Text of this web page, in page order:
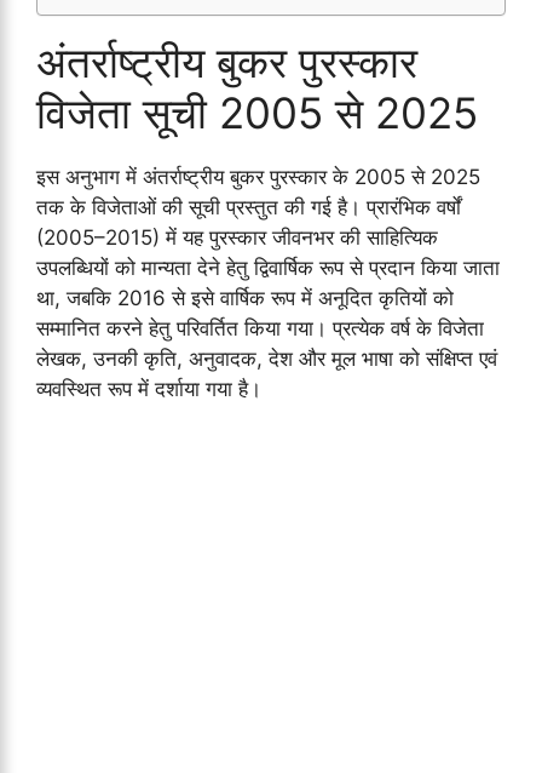
अंतर्राष्ट्रीय बुकर पुरस्कार
विजेता सूची 2005 से 2025
इस अनुभाग में अंतर्राष्ट्रीय बुकर पुरस्कार के 2005 से 2025
तक के विजेताओं की सूची प्रस्तुत की गई है। प्रारंभिक वर्षों
(2005–2015) में यह पुरस्कार जीवनभर की साहित्यिक
उपलब्धियों को मान्यता देने हेतु द्विवार्षिक रूप से प्रदान किया जाता
था, जबकि 2016 से इसे वार्षिक रूप में अनूदित कृतियों को
सम्मानित करने हेतु परिवर्तित किया गया। प्रत्येक वर्ष के विजेता
लेखक, उनकी कृति, अनुवादक, देश और मूल भाषा को संक्षिप्त एवं
व्यवस्थित रूप में दर्शाया गया है।